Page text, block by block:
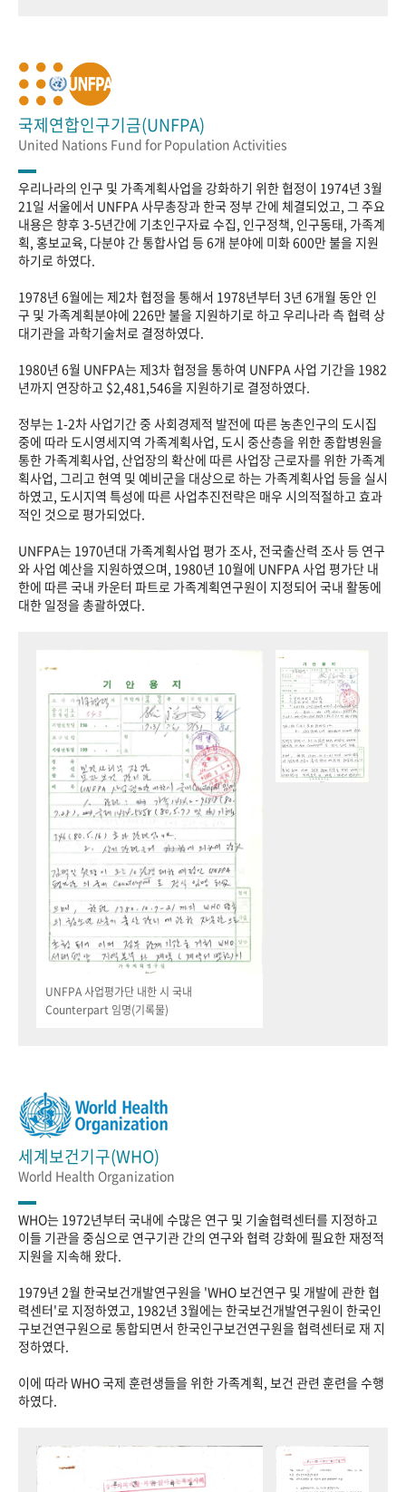
국제연합인구기금(UNFPA)
United Nations Fund for Population Activities
우리나라의 인구 및 가족계획사업을 강화하기 위한 협정이 1974년 3월
21일 서울에서 UNFPA 사무총장과 한국 정부 간에 체결되었고, 그 주요
내용은 향후 3-5년간에 기초인구자료 수집, 인구정책, 인구동태, 가족계
획, 홍보교육, 다분야 간 통합사업 등 6개 분야에 미화 600만 불을 지원
하기로 하였다.
1978년 6월에는 제2차 협정을 통해서 1978년부터 3년 6개월 동안 인
구 및 가족계획분야에 226만 불을 지원하기로 하고 우리나라 측 협력 상
대기관을 과학기술처로 결정하였다.
1980년 6월 UNFPA는 제3차 협정을 통하여 UNFPA 사업 기간을 1982
년까지 연장하고 $2,481,546을 지원하기로 결정하였다.
정부는 1-2차 사업기간 중 사회경제적 발전에 따른 농촌인구의 도시집
중에 따라 도시영세지역 가족계획사업, 도시 중산층을 위한 종합병원을
통한 가족계획사업, 산업장의 확산에 따른 사업장 근로자를 위한 가족계
획사업, 그리고 현역 및 예비군을 대상으로 하는 가족계획사업 등을 실시
하였고, 도시지역 특성에 따른 사업추진전략은 매우 시의적절하고 효과
적인 것으로 평가되었다.
UNFPA는 1970년대 가족계획사업 평가 조사, 전국출산력 조사 등 연구
와 사업 예산을 지원하였으며, 1980년 10월에 UNFPA 사업 평가단 내
한에 따른 국내 카운터 파트로 가족계획연구원이 지정되어 국내 활동에
대한 일정을 총괄하였다.
UNFPA 사업평가단 내한 시 국내
Counterpart 임명(기록물)
세계보건기구(WHO)
World Health Organization
WHO는 1972년부터 국내에 수많은 연구 및 기술협력센터를 지정하고
이들 기관을 중심으로 연구기관 간의 연구와 협력 강화에 필요한 재정적
지원을 지속해 왔다.
1979년 2월 한국보건개발연구원을 'WHO 보건연구 및 개발에 관한 협
력센터'로 지정하였고, 1982년 3월에는 한국보건개발연구원이 한국인
구보건연구원으로 통합되면서 한국인구보건연구원을 협력센터로 재 지
정하였다.
이에 따라 WHO 국제 훈련생들을 위한 가족계획, 보건 관련 훈련을 수행
하였다.